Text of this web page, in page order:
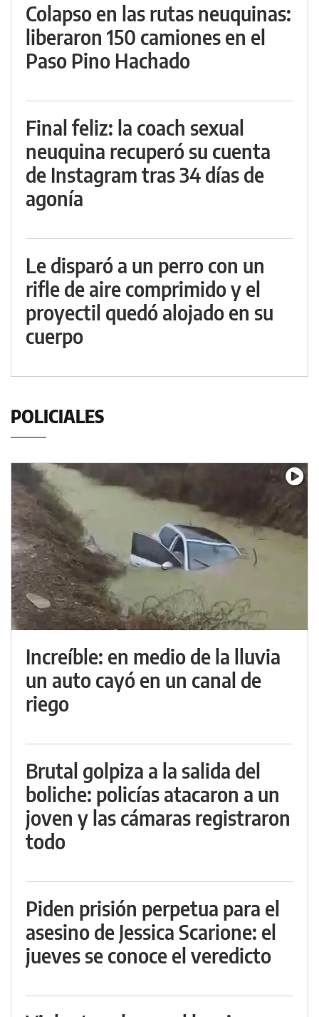
Colapso en las rutas neuquinas:
liberaron 150 camiones en el
Paso Pino Hachado
Final feliz: la coach sexual
neuquina recuperó su cuenta
de Instagram tras 34 días de
agonía
Le disparó a un perro con un
rifle de aire comprimido y el
proyectil quedó alojado en su
cuerpo
POLICIALES
Increíble: en medio de la lluvia
un auto cayó en un canal de
riego
Brutal golpiza a la salida del
boliche: policías atacaron a un
joven y las cámaras registraron
todo
Piden prisión perpetua para el
asesino de Jessica Scarione: el
jueves se conoce el veredicto